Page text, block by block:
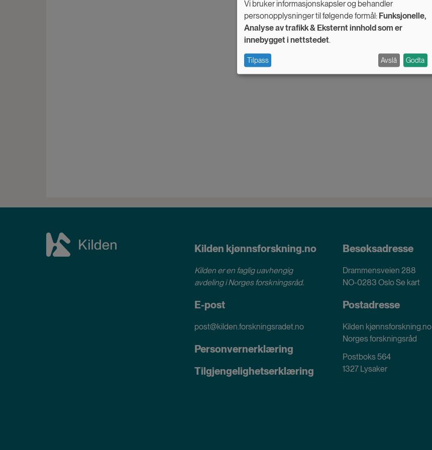
Kilden kjønnsforskning.no
Kilden er en faglig uavhengig
avdeling iNorges forskningsråd.
E-post
post@kilden.forskningsradet.no
Personvernerklæring
Tilgjengelighetserklæring
Besøksadresse
Drammensveien 288
NO-0283 OsloSe kart
Postadresse
Kilden kjønnsforskning.no
Norges forskningsråd
Postboks 564
1327 Lysaker
Use
of
personal
data
Vi bruker informasjonskapsler og behandler
personopplysninger til følgende formål: Funksjonelle,
Analyse av trafikk & Eksternt innhold som er
innebygget i nettstedet.
Tilpass Avslå Godta